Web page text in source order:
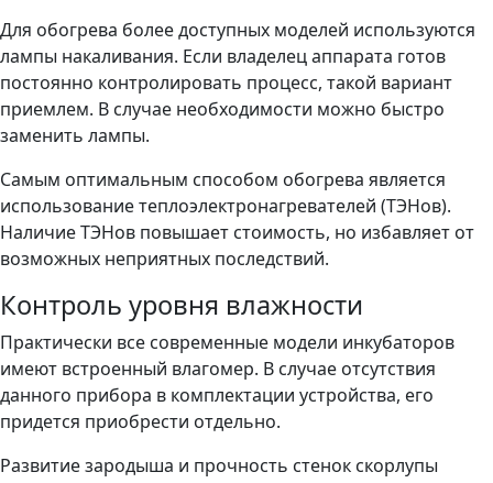
Для обогрева более доступных моделей используются
лампы накаливания. Если владелец аппарата готов
постоянно контролировать процесс, такой вариант
приемлем. В случае необходимости можно быстро
заменить лампы.
Самым оптимальным способом обогрева является
использование теплоэлектронагревателей (ТЭНов).
Наличие ТЭНов повышает стоимость, но избавляет от
возможных неприятных последствий.
Контроль уровня влажности
Практически все современные модели инкубаторов
имеют встроенный влагомер. В случае отсутствия
данного прибора в комплектации устройства, его
придется приобрести отдельно.
Развитие зародыша и прочность стенок скорлупы